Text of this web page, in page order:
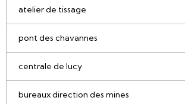
atelier de tissage
pont des chavannes
centrale de lucy
bureaux direction des mines